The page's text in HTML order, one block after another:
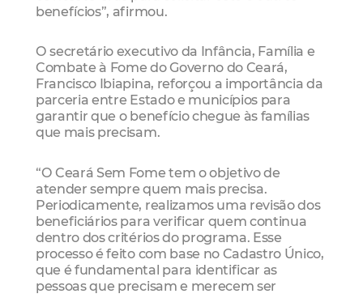
benefícios”, afirmou.
O secretário executivo da Infância, Família e
Combate à Fome do Governo do Ceará,
Francisco Ibiapina, reforçou a importância da
parceria entre Estado e municípios para
garantir que o benefício chegue às famílias
que mais precisam.
“O Ceará Sem Fome tem o objetivo de
atender sempre quem mais precisa.
Periodicamente, realizamos uma revisão dos
beneficiários para verificar quem continua
dentro dos critérios do programa. Esse
processo é feito com base no Cadastro Único,
que é fundamental para identificar as
pessoas que precisam e merecem ser